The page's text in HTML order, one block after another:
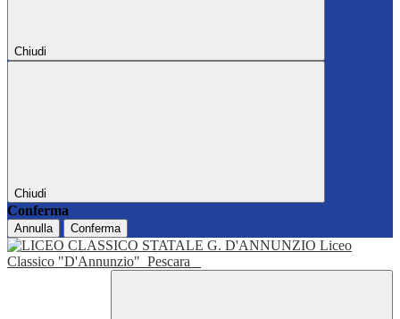
Chiudi
Chiudi
Conferma
Annulla Conferma
Liceo
Classico "D'Annunzio" Pescara